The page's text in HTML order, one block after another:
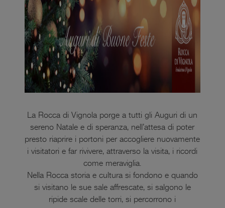
La Rocca di Vignola porge a tutti gli Auguri di un
sereno Natale e di speranza, nell’attesa di poter
presto riaprire i portoni per accogliere nuovamente
i visitatori e far rivivere, attraverso la visita, i ricordi
come meraviglia.
Nella Rocca storia e cultura si fondono e quando
si visitano le sue sale affrescate, si salgono le
ripide scale delle torri, si percorrono i